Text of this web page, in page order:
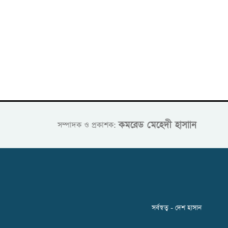
সম্পাদক ও প্রকাশক:কমরেড মেহেদী হাসাান
সর্বস্বত্ব - দেশ হাসান